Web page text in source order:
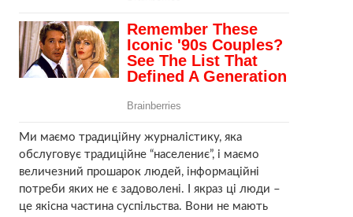
Ми маємо традиційну журналістику, яка
обслуговує традиційне “населениє”, і маємо
величезний прошарок людей, інформаційні
потреби яких не є задоволені. І якраз ці люди –
це якісна частина суспільства. Вони не мають